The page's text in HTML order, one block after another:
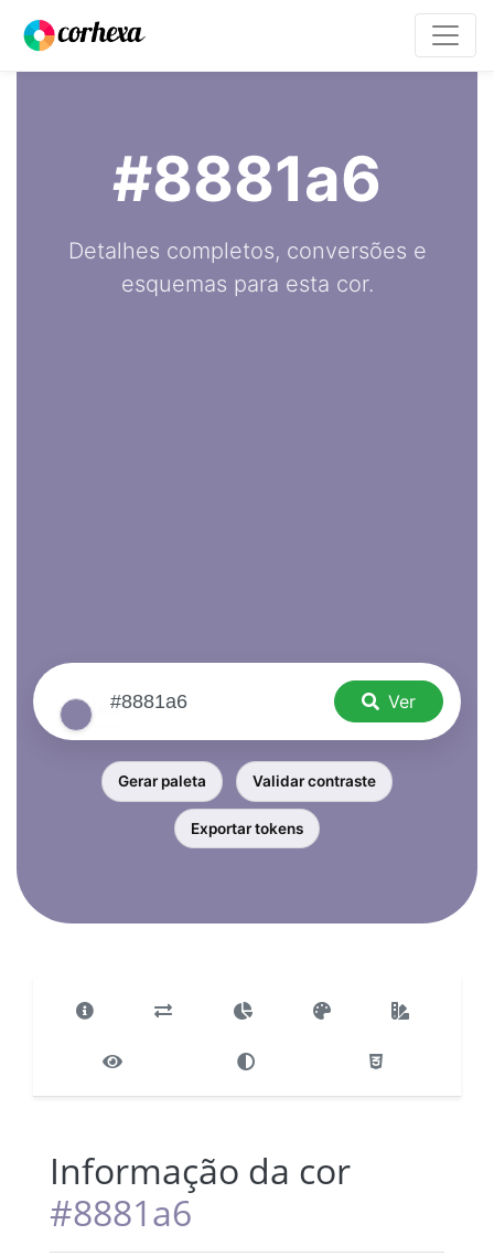
#8881a6
Detalhes completos, conversões e
esquemas para esta cor.
Ver
Gerar paleta Validar contraste
Exportar tokens
Informação da cor
#8881a6